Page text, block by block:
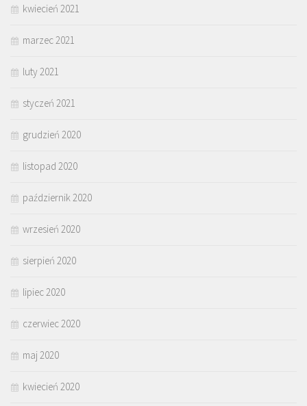
kwiecień 2021
marzec 2021
luty 2021
styczeń 2021
grudzień 2020
listopad 2020
październik 2020
wrzesień 2020
sierpień 2020
lipiec 2020
czerwiec 2020
maj 2020
kwiecień 2020